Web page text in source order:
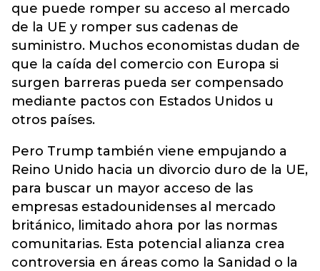
que puede romper su acceso al mercado
de la UE y romper sus cadenas de
suministro. Muchos economistas dudan de
que la caída del comercio con Europa si
surgen barreras pueda ser compensado
mediante pactos con Estados Unidos u
otros países.
Pero Trump también viene empujando a
Reino Unido hacia un divorcio duro de la UE,
para buscar un mayor acceso de las
empresas estadounidenses al mercado
británico, limitado ahora por las normas
comunitarias. Esta potencial alianza crea
controversia en áreas como la Sanidad o la